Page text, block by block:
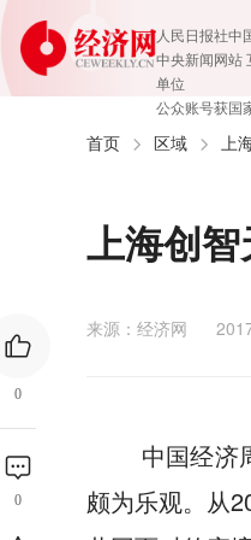
人民日报社中
中央新闻网站
单位
公众账号获国
首页 区域 上
上海创
来源：经济网
0
0
中国经济
颇为乐观。从